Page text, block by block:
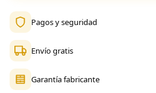
Pagos y seguridad
Envío gratis
Garantía fabricante